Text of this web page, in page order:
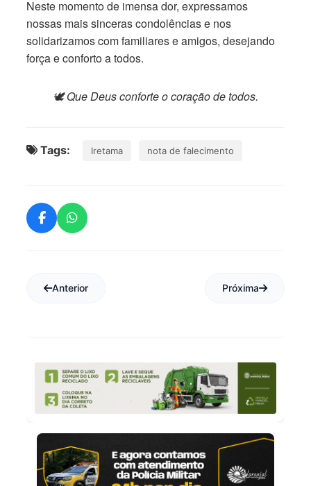
Neste momento de imensa dor, expressamos
nossas mais sinceras condolências e nos
solidarizamos com familiares e amigos, desejando
força e conforto a todos.
🕊️ Que Deus conforte o coração de todos.
Tags: Iretama nota de falecimento
Anterior Próxima